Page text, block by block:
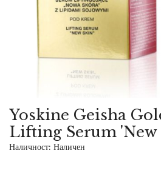
Yoskine Geisha
Lifting Serum 'New
Наличност: Наличен